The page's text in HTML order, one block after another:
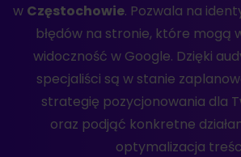
w Częstochowie. Pozwala na
błędów na stronie, które mogą
widoczność w Google. Dzięki
specjaliści są w stanie
strategię pozycjonowania dla
oraz podjąć konkretne
optymalizacja